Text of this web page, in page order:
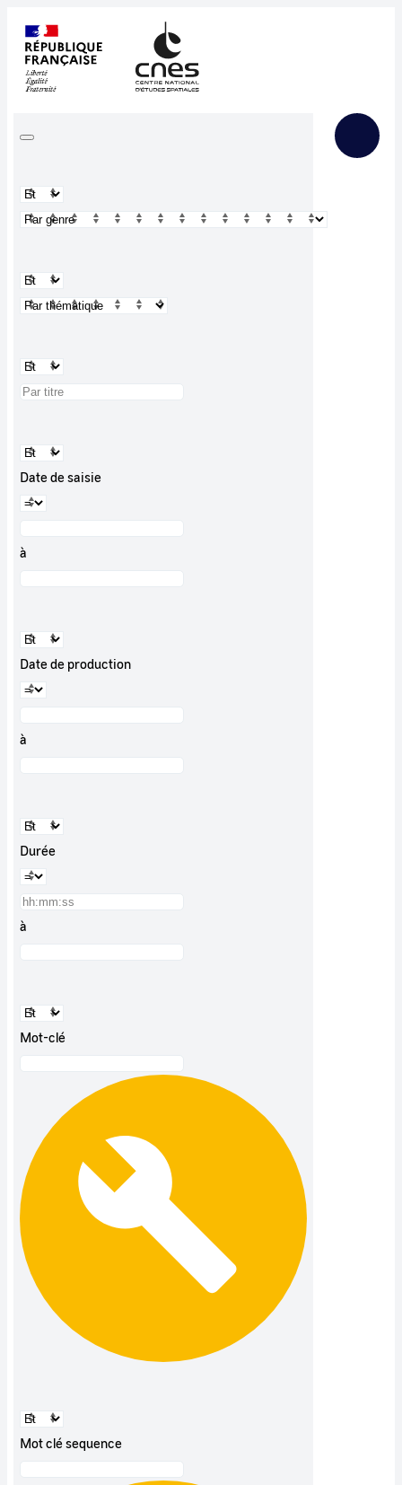
Date de saisie
à
Date de production
à
Durée
à
Mot-clé
Mot clé sequence